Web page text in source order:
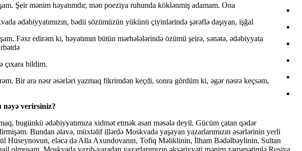
Şeir mənim həyatımdır, mən poeziya ruhunda köklənmiş adamam. Ona
ədəbiyyatımızın, bədii sözümüzün yükünü çiyinlərində şərəflə daşıyan, işğal
Fəxr edirəm ki, həyatımın bütün mərhələlərində özümü şeirə, sənətə, ədəbiyyata
çıxara bildim.
Bir ara nəsr əsərləri yazmaq fikrimdən keçdi, sonra gördüm ki, əgər nəsrə keçsəm,
nəyə verirsiniz?
bugünkü ədəbiyyatımıza xidmət etmək asan məsələ deyil. Gücüm çatan qədər
Bundan əlavə, müxtəlif illərdə Moskvada yaşayan yazarlarımızın əsərlərinin yerli
Hüseynovun, eləcə də Alla Axundovanın, Tofiq Məliklinin, İlham Bədəlbəylinin, Sultan